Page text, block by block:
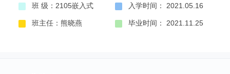
班 级：2105嵌入式 入学时间： 2021.05.16
班主任：熊晓燕 毕业时间： 2021.11.25